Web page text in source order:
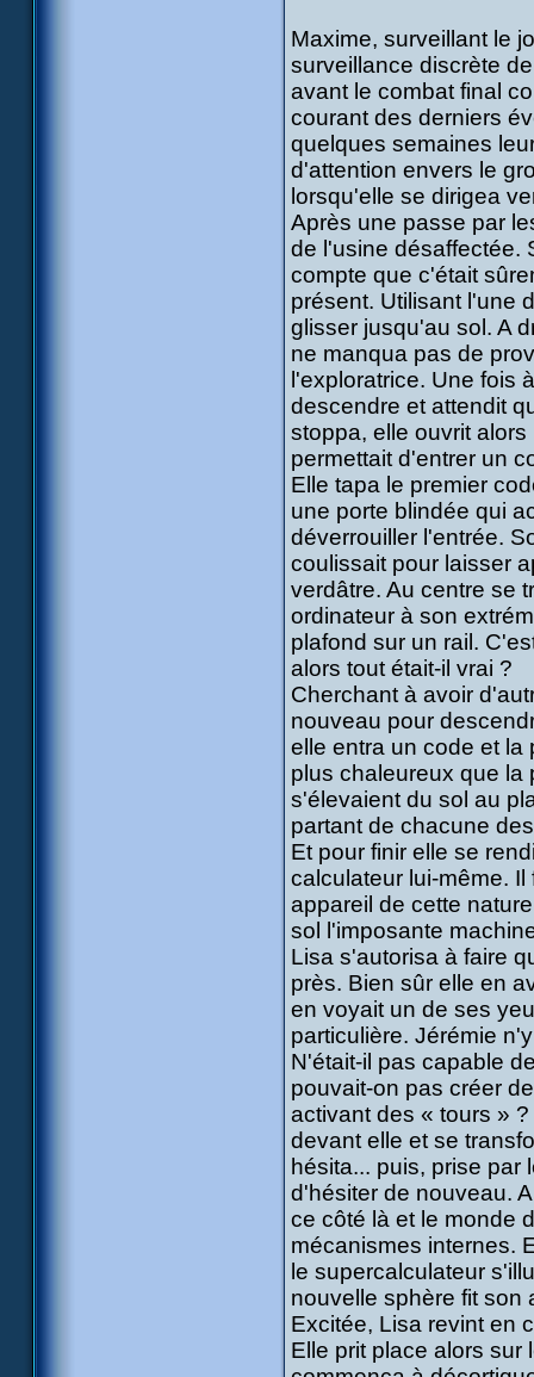
Maxime, surveillant le
surveillance discrète
avant le combat final
courant des derniers
quelques semaines
d'attention envers le
lorsqu'elle se dirigea
Après une passe par
de l'usine désaffectée.
compte que c'était
présent. Utilisant l'une
glisser jusqu'au sol. A
ne manqua pas de
l'exploratrice. Une fois
descendre et attendit
stoppa, elle ouvrit
permettait d'entrer un
Elle tapa le premier
une porte blindée qui
déverrouiller l'entrée.
coulissait pour laisser
verdâtre. Au centre se
ordinateur à son
plafond sur un rail.
alors tout était-il vrai ?
Cherchant à avoir
nouveau pour
elle entra un code et la
plus chaleureux que la
s'élevaient du sol au
partant de chacune
Et pour finir elle se
calculateur lui-même.
appareil de cette
sol l'imposante
Lisa s'autorisa à faire
près. Bien sûr elle en
en voyait un de ses
particulière. Jérémie
N'était-il pas capable
pouvait-on pas créer
activant des « tours »
devant elle et se
hésita... puis, prise par
d'hésiter de nouveau.
ce côté là et le monde
mécanismes internes.
le supercalculateur
nouvelle sphère fit son
Excitée, Lisa revint en
Elle prit place alors sur